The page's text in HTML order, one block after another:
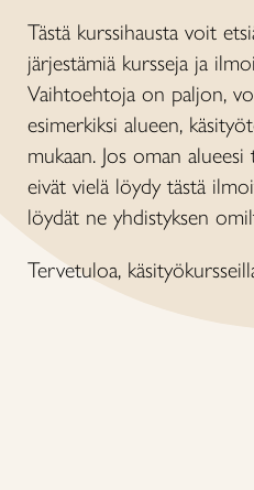
Tästä kurssihausta voit
järjestämiä kursseja ja
Vaihtoehtoja on paljon,
esimerkiksi alueen,
mukaan. Jos oman
eivät vielä löydy tästä
löydät ne yhdistyksen
Tervetuloa,